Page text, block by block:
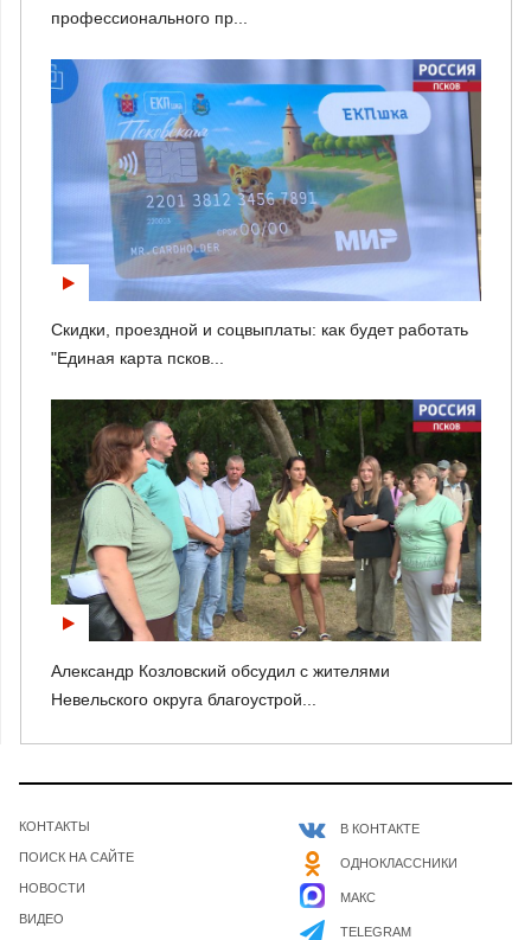
профессионального пр...
Скидки, проездной и соцвыплаты: как будет работать
"Единая карта псков...
Александр Козловский обсудил с жителями
Невельского округа благоустрой...
КОНТАКТЫ
ПОИСК НА САЙТЕ
НОВОСТИ
ВИДЕО
В КОНТАКТЕ
ОДНОКЛАССНИКИ
МАКС
TELEGRAM